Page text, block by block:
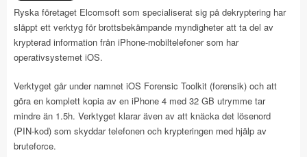
Ryska företaget Elcomsoft som specialiserat sig på dekryptering har
släppt ett verktyg för brottsbekämpande myndigheter att ta del av
krypterad information från iPhone-mobiltelefoner som har
operativsystemet iOS.
Verktyget går under namnet iOS Forensic Toolkit (forensik) och att
göra en komplett kopia av en iPhone 4 med 32 GB utrymme tar
mindre än 1.5h. Verktyget klarar även av att knäcka det lösenord
(PIN-kod) som skyddar telefonen och krypteringen med hjälp av
bruteforce.